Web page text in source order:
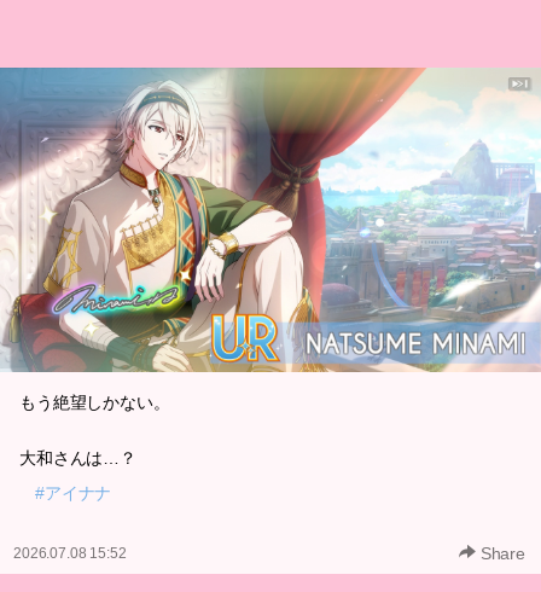
もう絶望しかない。
大和さんは…？
#アイナナ
2026.07.08 15:52 Share